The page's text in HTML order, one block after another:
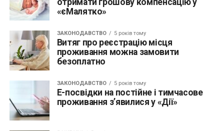
«єМалятко»
ЗАКОНОДАВСТВО 5 років тому
Витяг про реєстрацію місця
проживання можна замовити
безоплатно
ЗАКОНОДАВСТВО 5 років тому
Е-посвідки на постійне і тимчасове
проживання з’явилися у «Дії»